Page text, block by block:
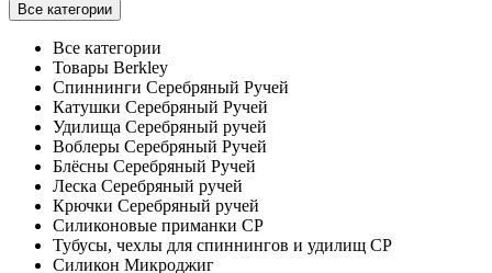
Все категории
Все категории
Товары Berkley
Спиннинги Серебряный Ручей
Катушки Серебряный Ручей
Удилища Серебряный ручей
Воблеры Серебряный Ручей
Блёсны Серебряный Ручей
Леска Серебряный ручей
Крючки Серебряный ручей
Силиконовые приманки СР
Тубусы, чехлы для спиннингов и удилищ СР
Силикон Микроджиг